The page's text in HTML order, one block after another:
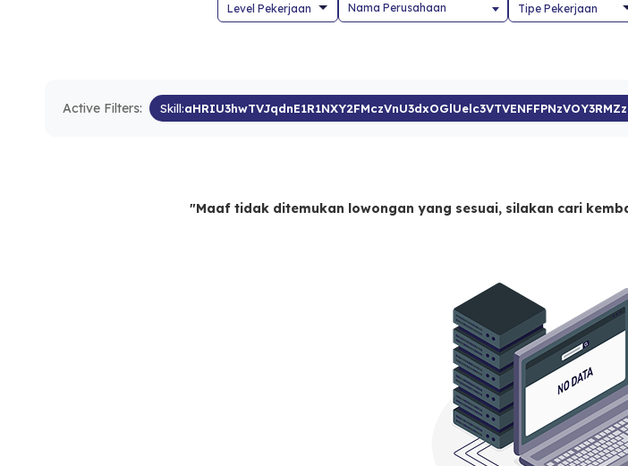
Nama Perusahaan
Active Filters: Skill:
"Maaf tidak ditemukan lowongan yang sesuai, silakan cari